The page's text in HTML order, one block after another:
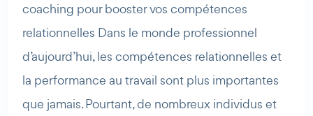
coaching pour booster vos compétences
relationnelles Dans le monde professionnel
d’aujourd’hui, les compétences relationnelles et
la performance au travail sont plus importantes
que jamais. Pourtant, de nombreux individus et